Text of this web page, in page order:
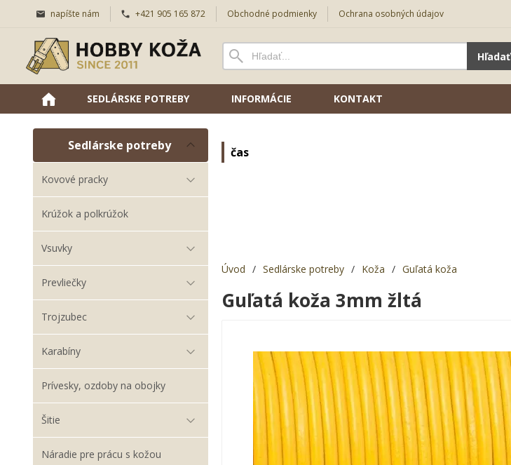
napíšte nám +421 905 165 872 Obchodné podmienky Ochrana osobných údajov
Hľadať
SEDLÁRSKE POTREBY INFORMÁCIE KONTAKT
Sedlárske potreby
Kovové pracky
Krúžok a polkrúžok
Vsuvky
Prevliečky
Trojzubec
Karabíny
Prívesky, ozdoby na obojky
Šitie
Náradie pre prácu s kožou
čas
Úvod / Sedlárske potreby / Koža / Guľatá koža
Guľatá koža 3mm žltá